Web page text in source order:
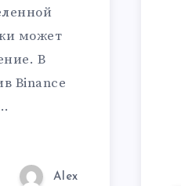
может
В
Binance
Alex